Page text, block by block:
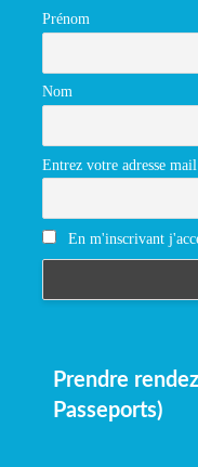
Prénom
Nom
Entrez votre adresse mail
En m'inscrivant
Prendre
Passeports)